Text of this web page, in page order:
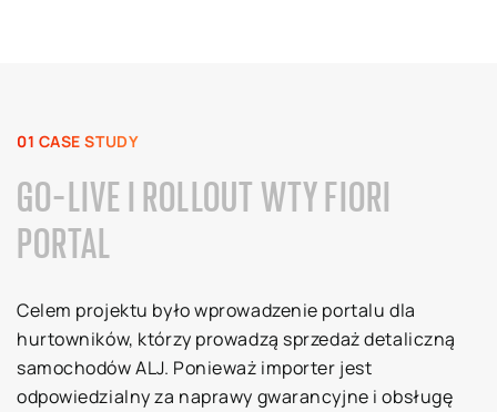
01 CASE STUDY
GO-LIVE I ROLLOUT WTY FIORI
PORTAL
Celem projektu było wprowadzenie portalu dla
hurtowników, którzy prowadzą sprzedaż detaliczną
samochodów ALJ. Ponieważ importer jest
odpowiedzialny za naprawy gwarancyjne i obsługę